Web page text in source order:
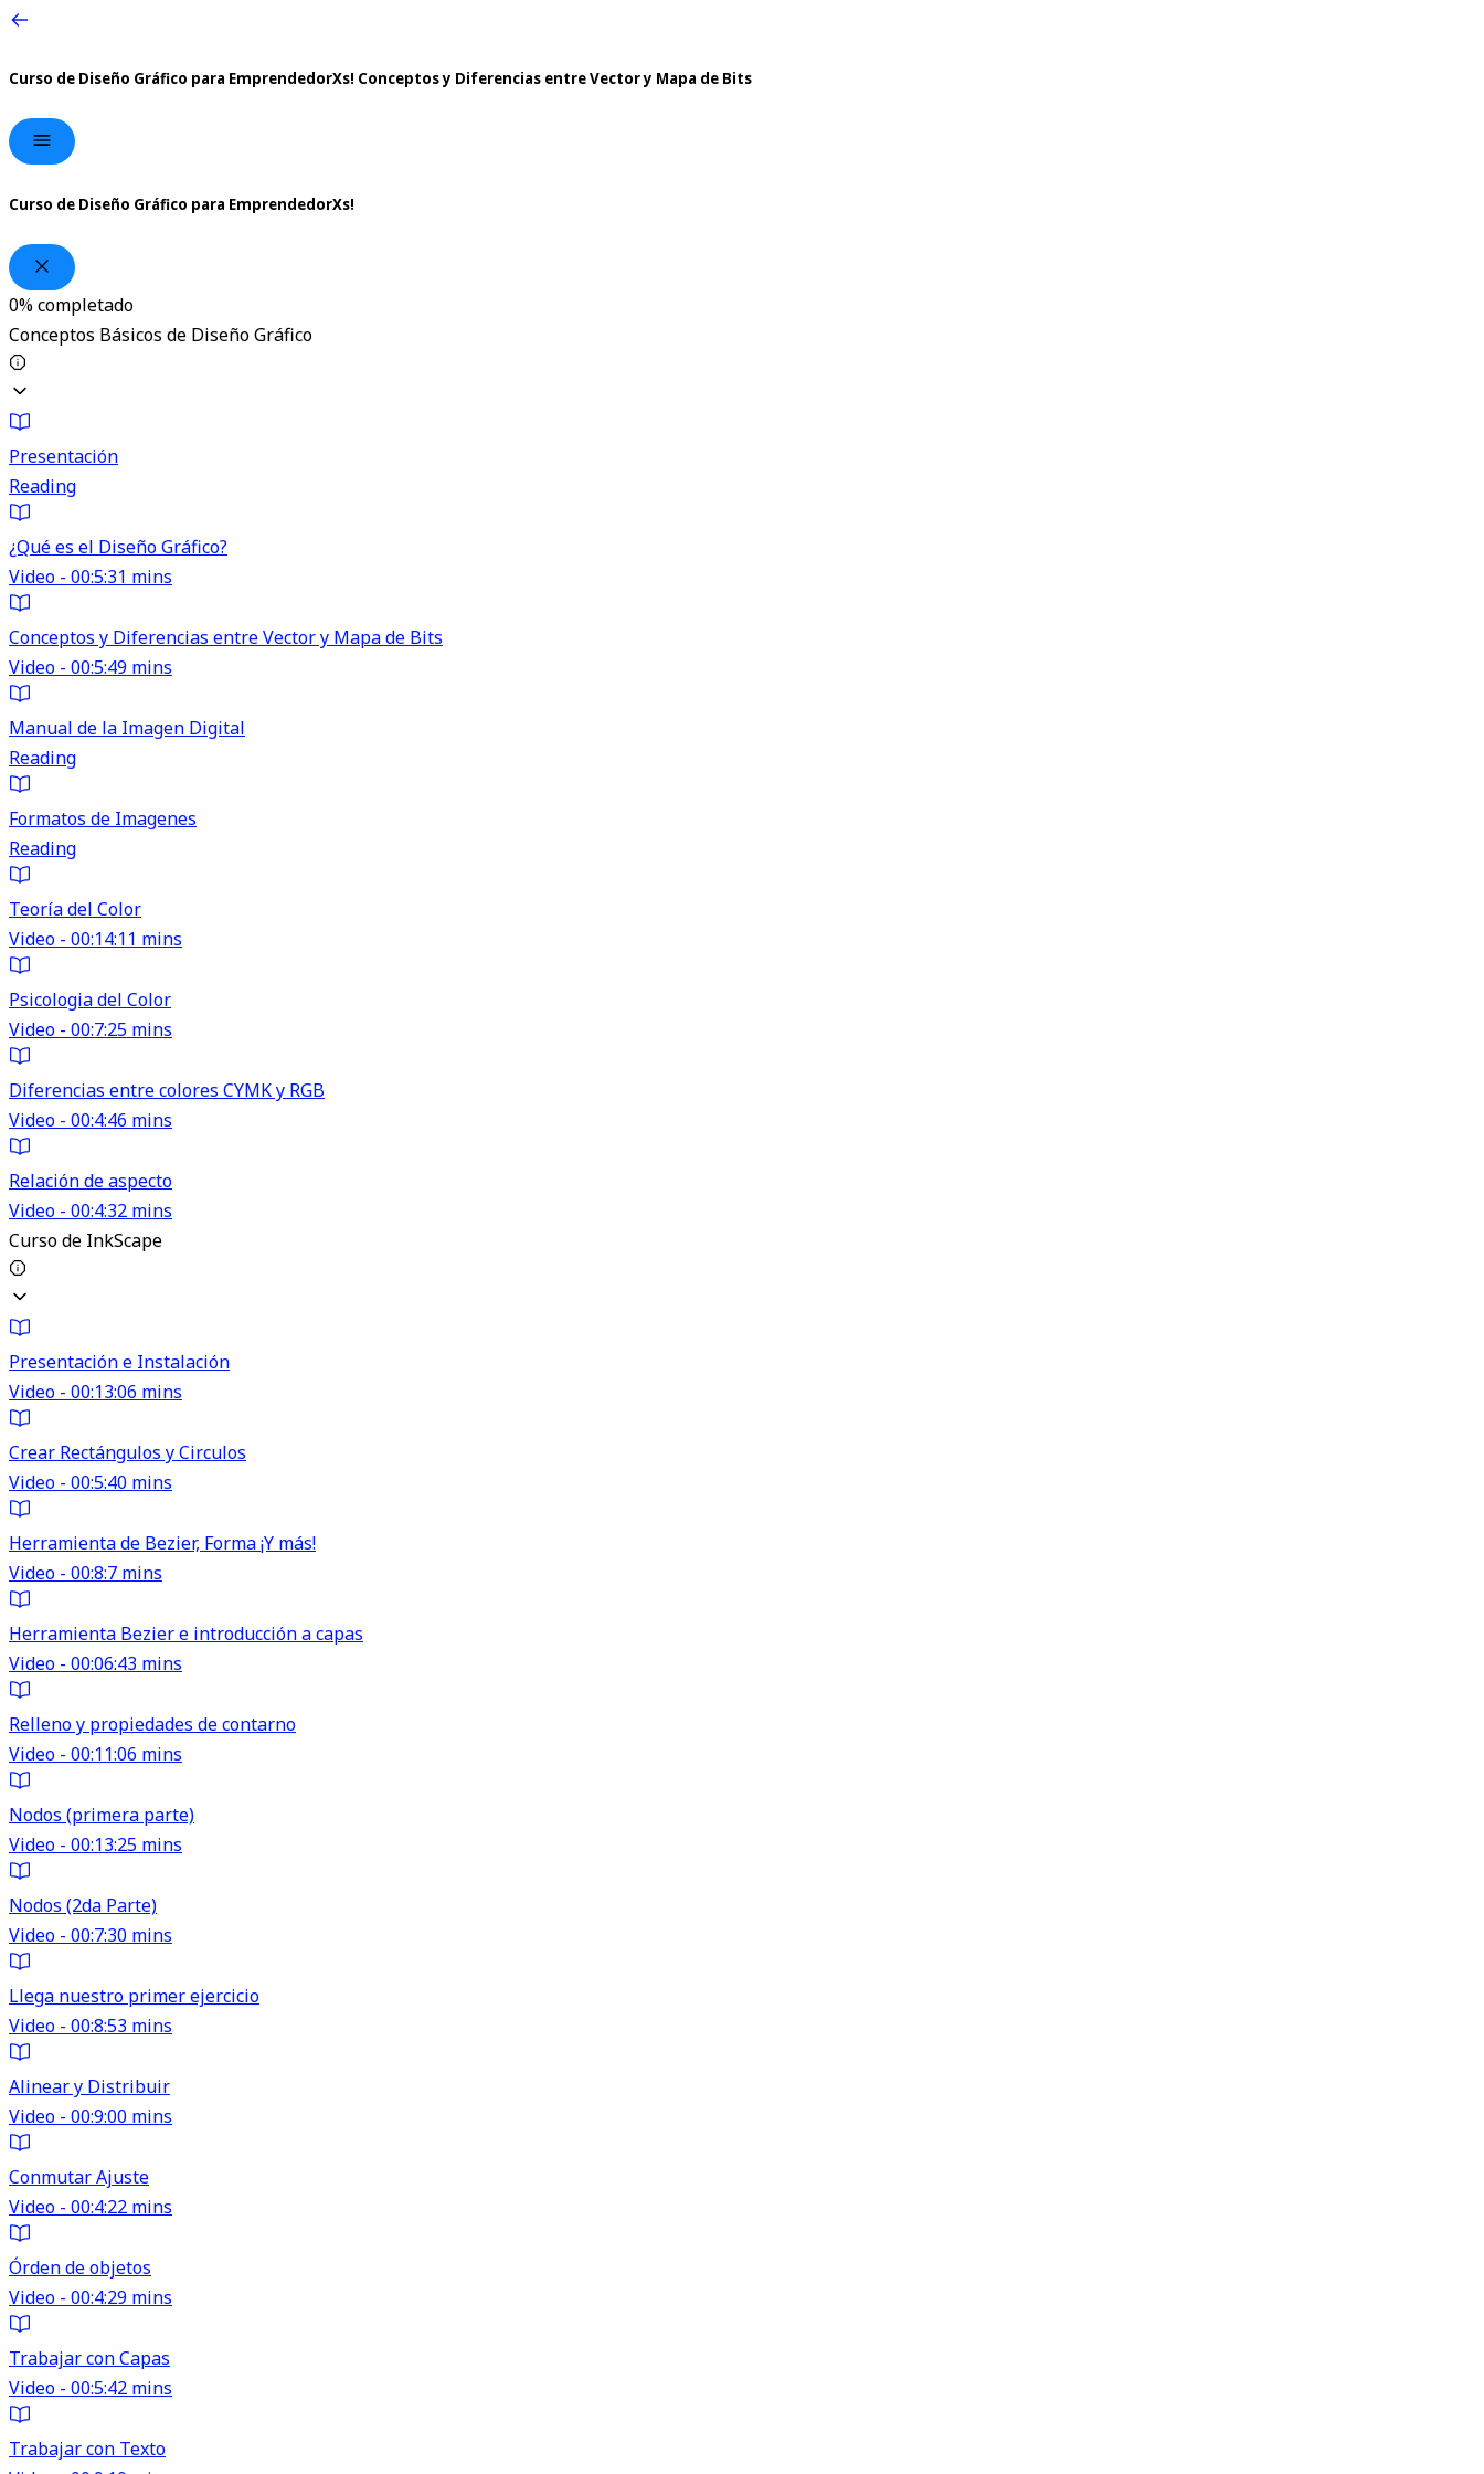
Curso de Diseño Gráfico para EmprendedorXs! Conceptos y Diferencias entre Vector y Mapa de Bits
Curso de Diseño Gráfico para EmprendedorXs!
0%completado
Conceptos Básicos de Diseño Gráfico
Presentación
Reading
¿Qué es el Diseño Gráfico?
Video - 00:5:31 mins
Conceptos y Diferencias entre Vector y Mapa de Bits
Video - 00:5:49 mins
Manual de la Imagen Digital
Reading
Formatos de Imagenes
Reading
Teoría del Color
Video - 00:14:11 mins
Psicologia del Color
Video - 00:7:25 mins
Diferencias entre colores CYMK y RGB
Video - 00:4:46 mins
Relación de aspecto
Video - 00:4:32 mins
Curso de InkScape
Presentación e Instalación
Video - 00:13:06 mins
Crear Rectángulos y Circulos
Video - 00:5:40 mins
Herramienta de Bezier, Forma ¡Y más!
Video - 00:8:7 mins
Herramienta Bezier e introducción a capas
Video - 00:06:43 mins
Relleno y propiedades de contarno
Video - 00:11:06 mins
Nodos (primera parte)
Video - 00:13:25 mins
Nodos (2da Parte)
Video - 00:7:30 mins
Llega nuestro primer ejercicio
Video - 00:8:53 mins
Alinear y Distribuir
Video - 00:9:00 mins
Conmutar Ajuste
Video - 00:4:22 mins
Órden de objetos
Video - 00:4:29 mins
Trabajar con Capas
Video - 00:5:42 mins
Trabajar con Texto